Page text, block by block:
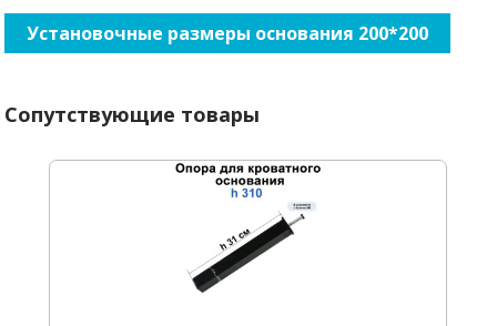
Установочные размеры основания 200*200
Сопутствующие товары